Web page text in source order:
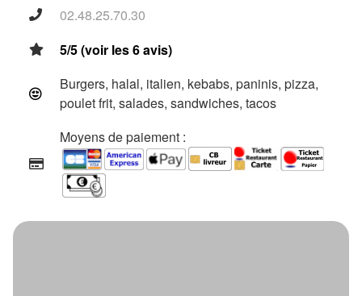
02.48.25.70.30
5/5 (voir les 6 avis)
Burgers, halal, italien, kebabs, paninis, pizza,
poulet frit, salades, sandwiches, tacos
Moyens de paiement :